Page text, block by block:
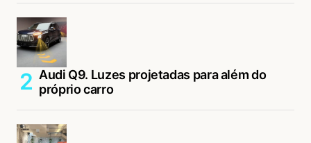
Audi Q9. Luzes projetadas para além do
próprio carro